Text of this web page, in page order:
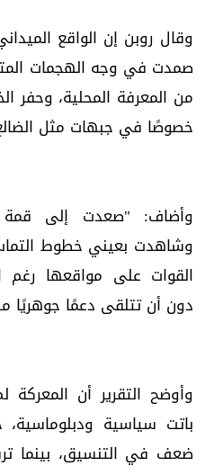
وقال روبن إن الواقع
صمدت في وجه الهجمات
من المعرفة المحلية، وحفر
خصوصًا في جبهات مثل
وأضاف: "صعدت إلى
وشاهدت بعيني خطوط
القوات على مواقعها رغم
دون أن تتلقى دعمًا جوهريًا
وأوضح التقرير أن
باتت سياسية
ضعف في التنسيق، بينما